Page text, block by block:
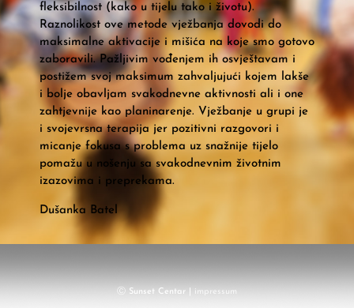
fleksibilnost (kako u tijelu tako i životu).
Raznolikost ove metode vježbanja dovodi do
maksimalne aktivacije i mišića na koje smo gotovo
zaboravili. Pažljivim vođenjem ih osvještavam i
postižem svoj maksimum zahvaljujući kojem lakše
i bolje obavljam svakodnevne aktivnosti ali i one
zahtjevnije kao planinarenje. Vježbanje u grupi je
i svojevrsna terapija jer pozitivni razgovori i
micanje fokusa s problema uz snažnije tijelo
pomažu u nošenju sa svakodnevnim životnim
izazovima i preprekama.
Dušanka Batel
Ⓒ Sunset Centar | impressum